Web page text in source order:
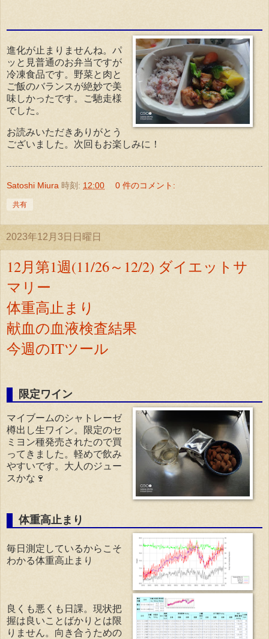
進化が止まりませんね。パ
ッと見普通のお弁当ですが
冷凍食品です。野菜と肉と
ご飯のバランスが絶妙で美
味しかったです。ご馳走様
でした。
お読みいただきありがとう
ございました。次回もお楽しみに！
Satoshi Miura 時刻: 12:00 0 件のコメント:
共有
2023年12月3日日曜日
12月第1週(11/26～12/2) ダイエットサ
マリー
体重高止まり
献血の血液検査結果
今週のITツール
限定ワイン
マイブームのシャトレーゼ
樽出し生ワイン。限定のセ
ミヨン種発売されたので買
ってきました。軽めで飲み
やすいです。大人のジュー
スかな🍷
体重高止まり
毎日測定しているからこそ
わかる体重高止まり
良くも悪くも日課。現状把
握は良いことばかりとは限
りません。向き合うための